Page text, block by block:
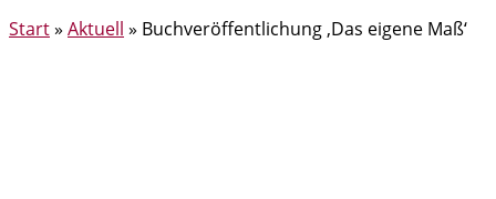
Start» Aktuell » Buchveröffentlichung ‚Das eigene Maß‘